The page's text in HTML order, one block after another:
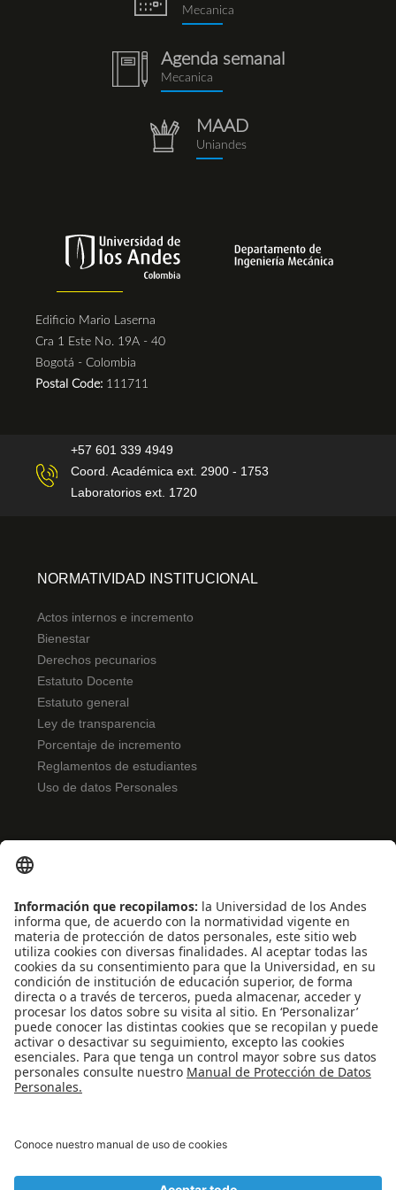
Mecanica
notebook
(1).png
Agenda semanal
Mecanica
repositorio.png
MAAD
Uniandes
Edificio Mario Laserna
Cra 1 Este No. 19A - 40
Bogotá - Colombia
Postal Code: 111711
+57 601 339 4949
Coord. Académica ext. 2900 - 1753
Laboratorios ext. 1720
NORMATIVIDAD INSTITUCIONAL
Actos internos e incremento
Bienestar
Derechos pecunarios
Estatuto Docente
Estatuto general
Ley de transparencia
Porcentaje de incremento
Reglamentos de estudiantes
Uso de datos Personales
Noticias
Eventos
Profesores
Iniciativas estudiantiles
Escuela Internacional de Verano
Apoyo financiero
Software y tecnología